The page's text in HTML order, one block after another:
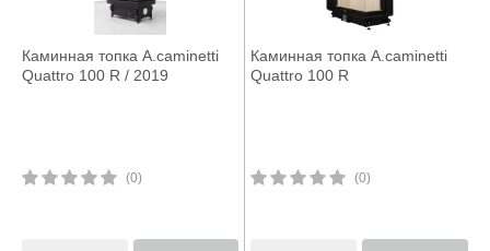
Каминная топка A.caminetti
Quattro 100 R / 2019
(0)
Каминная топка A.caminetti
Quattro 100 R
(0)